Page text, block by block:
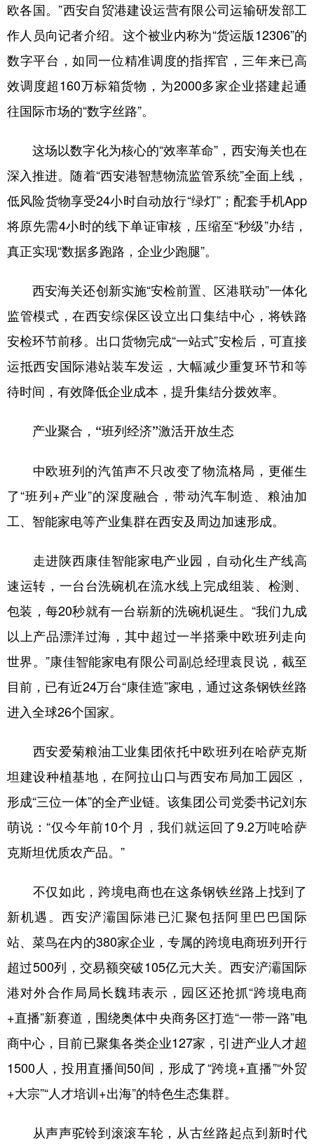
欧各国。”西安自贸港建设运营有限公司运输研发部工
作人员向记者介绍。这个被业内称为“货运版12306”的
数字平台，如同一位精准调度的指挥官，三年来已高
效调度超160万标箱货物，为2000多家企业搭建起通
往国际市场的“数字丝路”。
这场以数字化为核心的“效率革命”，西安海关也在
深入推进。随着“西安港智慧物流监管系统”全面上线，
低风险货物享受24小时自动放行“绿灯”；配套手机App
将原先需4小时的线下单证审核，压缩至“秒级”办结，
真正实现“数据多跑路，企业少跑腿”。
西安海关还创新实施“安检前置、区港联动”一体化
监管模式，在西安综保区设立出口集结中心，将铁路
安检环节前移。出口货物完成“一站式”安检后，可直接
运抵西安国际港站装车发运，大幅减少重复环节和等
待时间，有效降低企业成本，提升集结分拨效率。
产业聚合，“班列经济”激活开放生态
中欧班列的汽笛声不只改变了物流格局，更催生
了“班列+产业”的深度融合，带动汽车制造、粮油加
工、智能家电等产业集群在西安及周边加速形成。
走进陕西康佳智能家电产业园，自动化生产线高
速运转，一台台洗碗机在流水线上完成组装、检测、
包装，每20秒就有一台崭新的洗碗机诞生。“我们九成
以上产品漂洋过海，其中超过一半搭乘中欧班列走向
世界。”康佳智能家电有限公司副总经理袁艮说，截至
目前，已有近24万台“康佳造”家电，通过这条钢铁丝路
进入全球26个国家。
西安爱菊粮油工业集团依托中欧班列在哈萨克斯
坦建设种植基地，在阿拉山口与西安布局加工园区，
形成“三位一体”的全产业链。该集团公司党委书记刘东
萌说：“仅今年前10个月，我们就运回了9.2万吨哈萨
克斯坦优质农产品。”
不仅如此，跨境电商也在这条钢铁丝路上找到了
新机遇。西安浐灞国际港已汇聚包括阿里巴巴国际
站、菜鸟在内的380家企业，专属的跨境电商班列开行
超过500列，交易额突破105亿元大关。西安浐灞国际
港对外合作局局长魏玮表示，园区还抢抓“跨境电商
+直播”新赛道，围绕奥体中央商务区打造“一带一路”电
商中心，目前已聚集各类企业127家，引进产业人才超
1500人，投用直播间50间，形成了“跨境+直播”“外贸
+大宗”“人才培训+出海”的特色生态集群。
从声声驼铃到滚滚车轮，从古丝路起点到新时代